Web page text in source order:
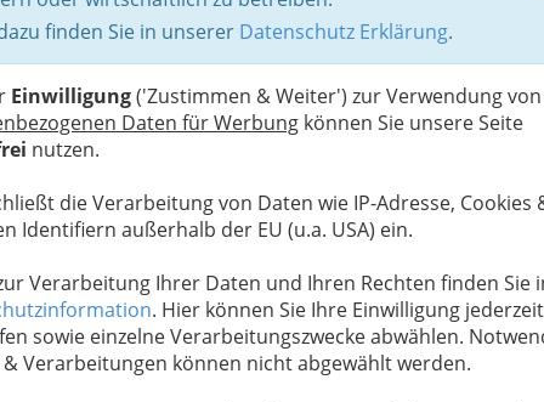
finden Sie in unserer Datenschutz Erklärung.
Einwilligung('Zustimmen & Weiter') zur Verwendung von
Daten für Werbung können Sie unsere Seite
nutzen.
die Verarbeitung von Daten wie IP-Adresse, Cookies
Identifiern außerhalb der EU (u.a. USA) ein.
Verarbeitung Ihrer Daten und Ihren Rechten finden Sie
. Hier können Sie Ihre Einwilligung jederzeit
sowie einzelne Verarbeitungszwecke abwählen.
& Verarbeitungen können nicht abgewählt werden.
Cognaks, Welschriesling, Weissburgunder,